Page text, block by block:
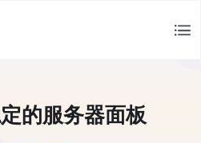
的服务器面板